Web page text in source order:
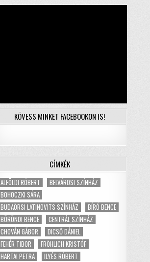
KÖVESS MINKET FACEBOOKON IS!
CÍMKÉK
ALFÖLDI RÓBERT
BELVÁROSI SZÍNHÁZ
BOHOCZKI SÁRA
BUDAÖRSI LATINOVITS SZÍNHÁZ
BÍRÓ BENCE
BÖRÖNDI BENCE
CENTRÁL SZÍNHÁZ
CHOVÁN GÁBOR
DICSŐ DÁNIEL
FEHÉR TIBOR
FRÖHLICH KRISTÓF
HARTAI PETRA
ILYÉS RÓBERT